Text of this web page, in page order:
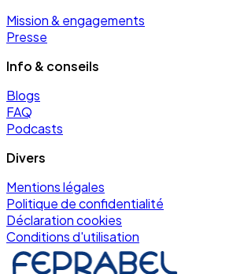
Mission & engagements
Presse
Info & conseils
Blogs
FAQ
Podcasts
Divers
Mentions légales
Politique de confidentialité
Déclaration cookies
Conditions d'utilisation